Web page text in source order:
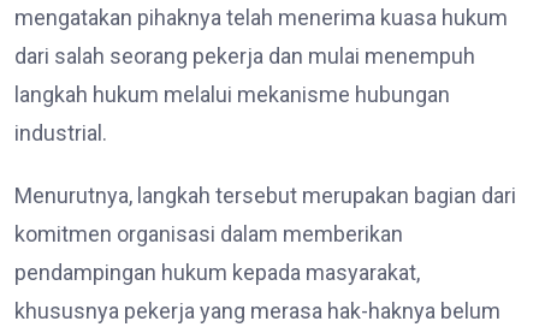
mengatakan pihaknya telah menerima kuasa hukum
dari salah seorang pekerja dan mulai menempuh
langkah hukum melalui mekanisme hubungan
industrial.
Menurutnya, langkah tersebut merupakan bagian dari
komitmen organisasi dalam memberikan
pendampingan hukum kepada masyarakat,
khususnya pekerja yang merasa hak-haknya belum